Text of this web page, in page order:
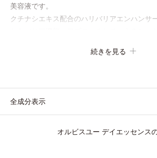
美容液です。
クチナシエキス配合のハリバリアエンハンサ
り、外的刺激から肌を守ります。
UVカット効果と肌をトーンアップさせる効果
で、すぐにメイクが始められます。
続きを見る
全成分表示
オルビスユー デイエッセンス